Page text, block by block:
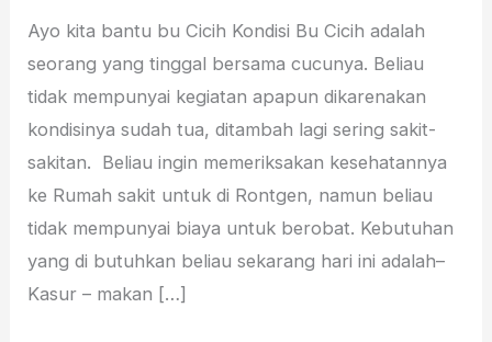
Ayo kita bantu bu Cicih Kondisi Bu Cicih adalah
seorang yang tinggal bersama cucunya. Beliau
tidak mempunyai kegiatan apapun dikarenakan
kondisinya sudah tua, ditambah lagi sering sakit-
sakitan. Beliau ingin memeriksakan kesehatannya
ke Rumah sakit untuk di Rontgen, namun beliau
tidak mempunyai biaya untuk berobat. Kebutuhan
yang di butuhkan beliau sekarang hari ini adalah–
Kasur – makan […]